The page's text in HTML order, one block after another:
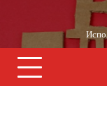
content